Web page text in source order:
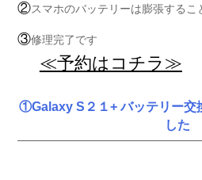
②スマホのバッテリーは膨張するこ
③修理完了です
≪予約はコチラ≫
①Galaxy S２１+ バッテリー交
した